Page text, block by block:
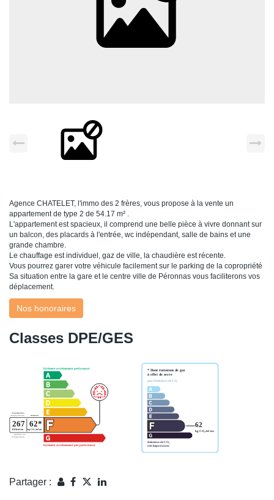
Agence CHATELET, l'immo des 2 frères, vous propose à la vente un
appartement de type 2 de 54.17 m² .
L'appartement est spacieux, il comprend une belle pièce à vivre donnant sur
un balcon, des placards à l'entrée, wc indépendant, salle de bains et une
grande chambre.
Le chauffage est individuel, gaz de ville, la chaudière est récente.
Vous pourrez garer votre véhicule facilement sur le parking de la copropriété
Sa situation entre la gare et le centre ville de Péronnas vous faciliterons vos
déplacement.
Nos honoraires
Classes DPE/GES
Partager :